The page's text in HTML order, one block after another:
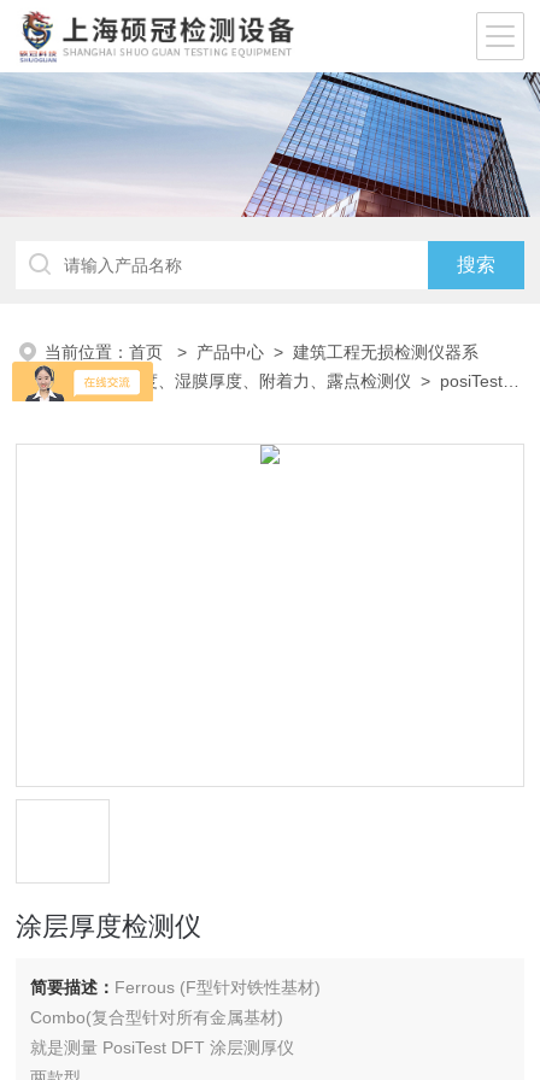
当前位置：首页 > 产品中心 >建筑工程无损检测仪器系
列
>涂层厚度、湿膜厚度、附着力、露点检测仪 > posiTest
涂层厚度检测仪
简要描述： Ferrous (F型针对铁性基材)
Combo(复合型针对所有金属基材)
就是测量 PosiTest DFT 涂层测厚仪